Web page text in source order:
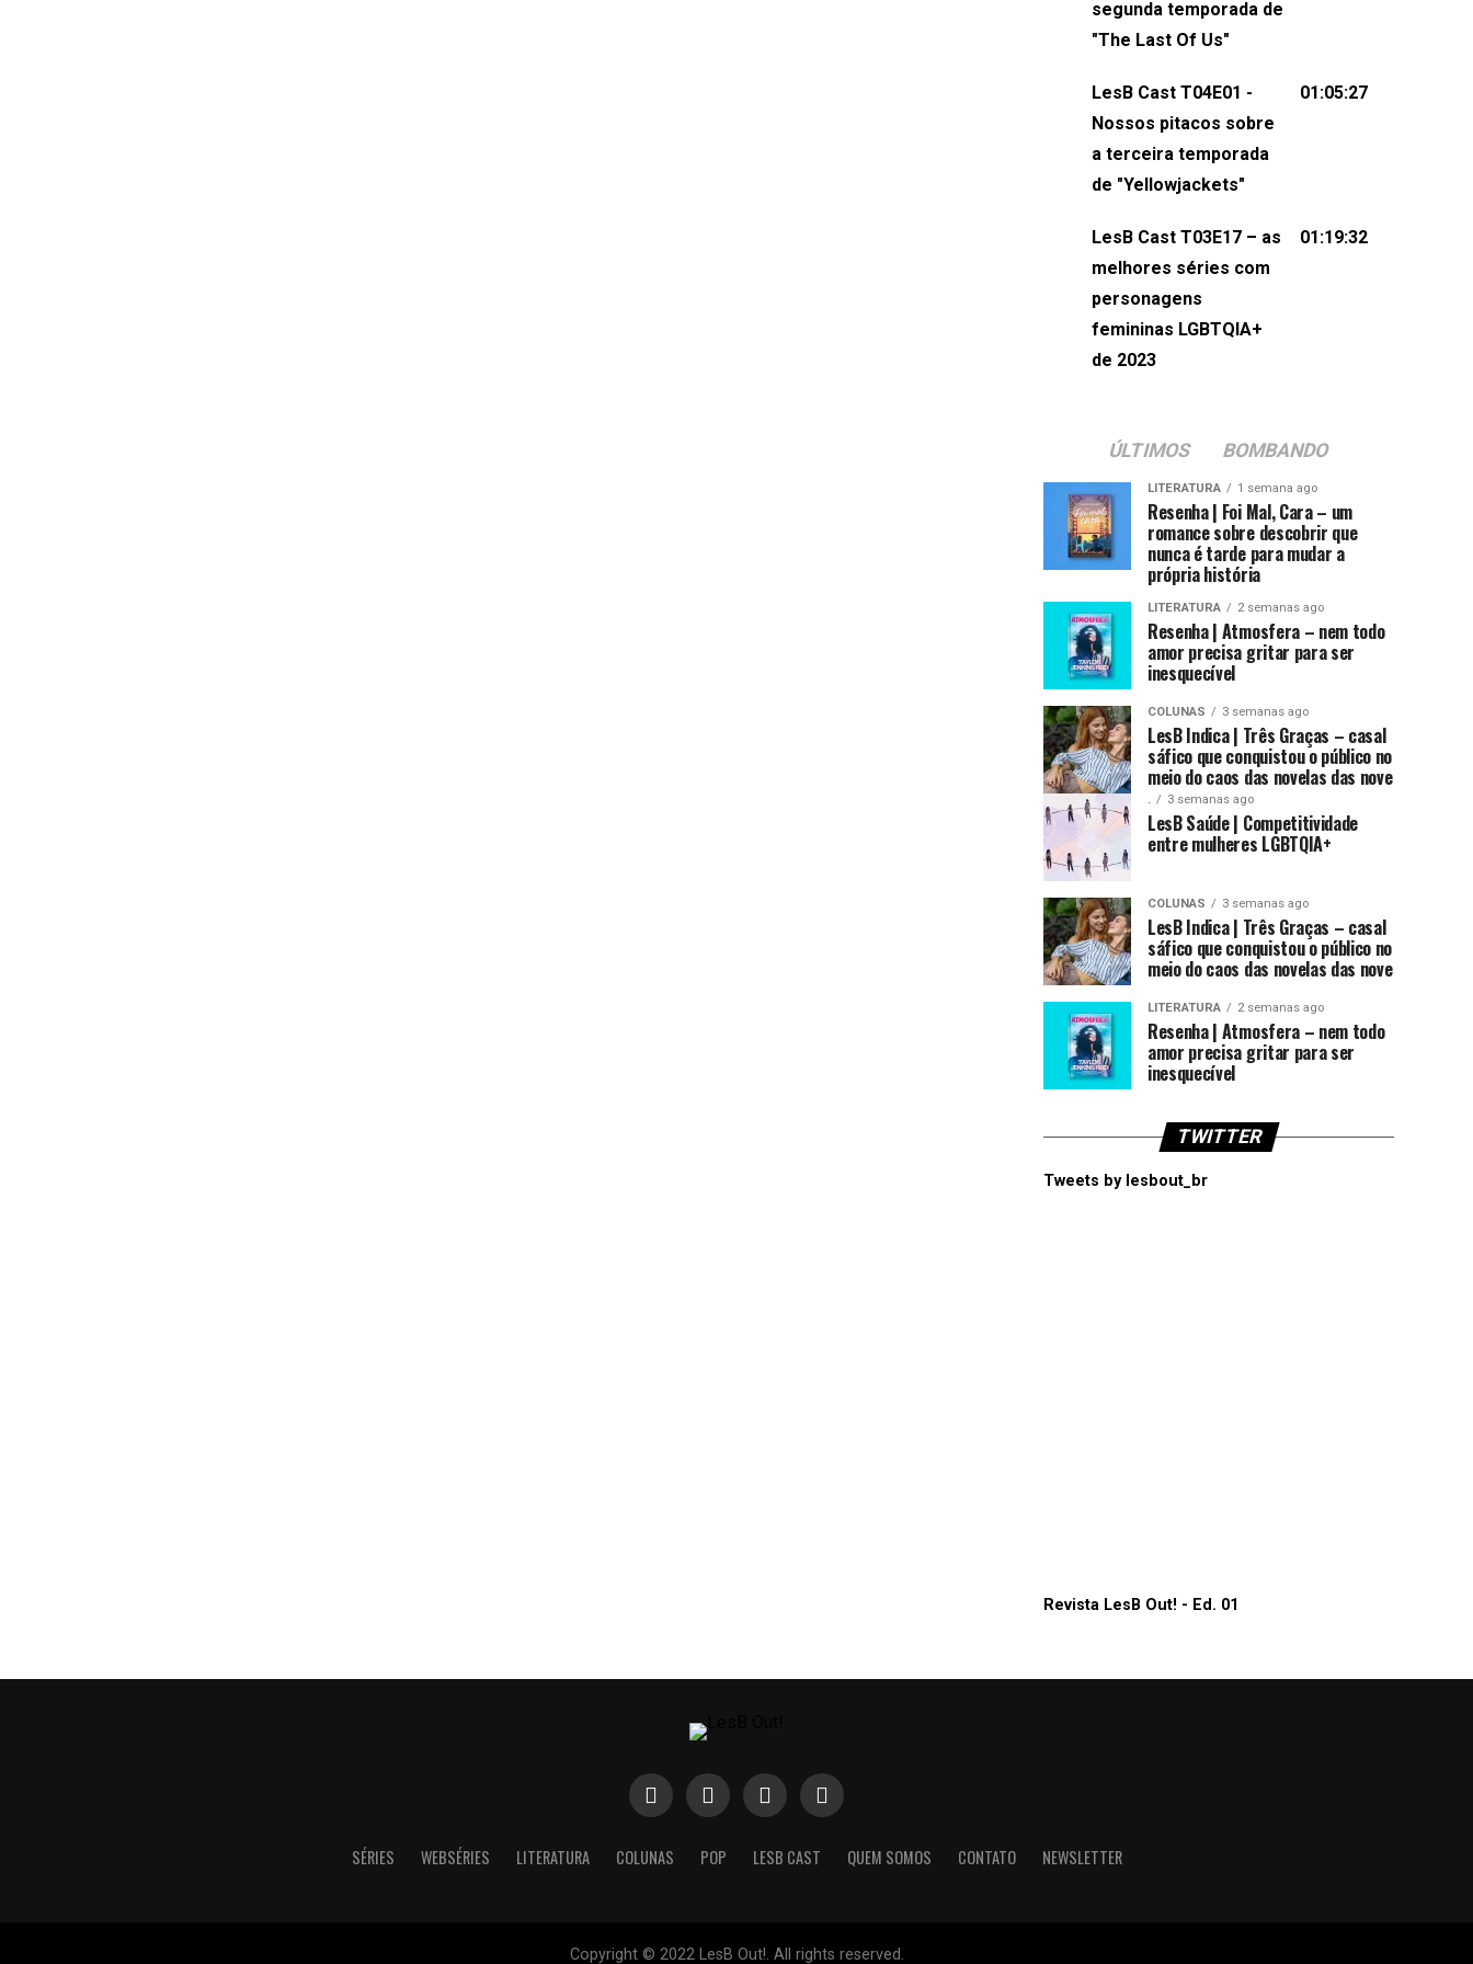
não esqueça de visitar nosso site e
sociais:Twitter: ⁠⁠⁠⁠@lesbout_br⁠⁠⁠⁠ Instagram:
do LesB Cast:Apresentação de
Karolen Passos
(⁠⁠⁠⁠⁠⁠@KarolenPassos⁠⁠⁠⁠⁠⁠)Participação de
Pollyelly FlorêncioEdição de Naiady
Machado
segunda temporada de
"The Last Of Us"
LesB Cast T04E01 -
Nossos pitacos sobre
a terceira temporada
de "Yellowjackets"
01:05:27
LesB Cast T03E17 – as
melhores séries com
personagens
femininas LGBTQIA+
de 2023
01:19:32
ÚLTIMOS BOMBANDO
LITERATURA 1 semana ago
Resenha | Foi Mal, Cara – um
romance sobre descobrir que
nunca é tarde para mudar a
própria história
LITERATURA 2 semanas ago
Resenha | Atmosfera – nem todo
amor precisa gritar para ser
inesquecível
COLUNAS 3 semanas ago
LesB Indica | Três Graças – casal
sáfico que conquistou o público no
meio do caos das novelas das nove
. 3 semanas ago
LesB Saúde | Competitividade
entre mulheres LGBTQIA+
COLUNAS 3 semanas ago
LesB Indica | Três Graças – casal
sáfico que conquistou o público no
meio do caos das novelas das nove
LITERATURA 2 semanas ago
Resenha | Atmosfera – nem todo
amor precisa gritar para ser
inesquecível
TWITTER
Tweets by lesbout_br
Revista LesB Out! - Ed. 01
SÉRIES WEBSÉRIES LITERATURA COLUNAS POP LESB CAST QUEM SOMOS CONTATO NEWSLETTER
Copyright © 2022 LesB Out!. All rights reserved.